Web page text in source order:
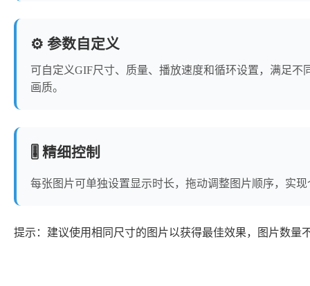
⚙️ 参数自定义
可自定义GIF尺寸、质量、播放速度和循环设置，满足不
画质。
🎚️ 精细控制
每张图片可单独设置显示时长，拖动调整图片顺序，实
提示：建议使用相同尺寸的图片以获得最佳效果，图片数量